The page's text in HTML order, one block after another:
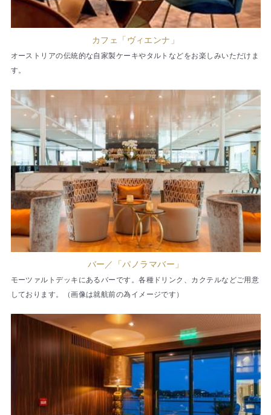
カフェ「ヴィエンナ」
オーストリアの伝統的な自家製ケーキやタルトなどをお楽しみいただけま
す。
バー／「パノラマバー」
モーツァルトデッキにあるバーです。各種ドリンク、カクテルなどご用意
しております。（画像は就航前の為イメージです）